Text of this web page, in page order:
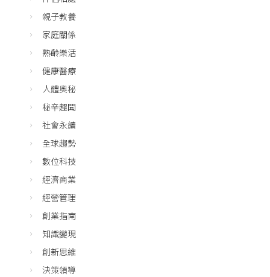
親子教養
家庭關係
熟齡樂活
健康醫療
人體奧秘
秘辛趣聞
社會永續
全球趨勢
數位科技
經濟商業
經營管理
創業指南
知識變現
創新思維
決策領導